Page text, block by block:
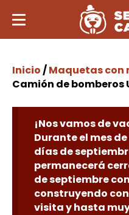
Inicio/Maquetas con
Camión de bomberos
¡Nos vamos de
Durante el mes
días de
permanecerá
de septiembre
construyendo
visita y hasta